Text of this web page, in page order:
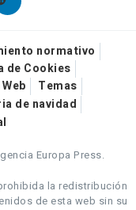
normativo
de Cookies
Temas
de navidad
Europa Press.
la redistribución
de esta web sin su